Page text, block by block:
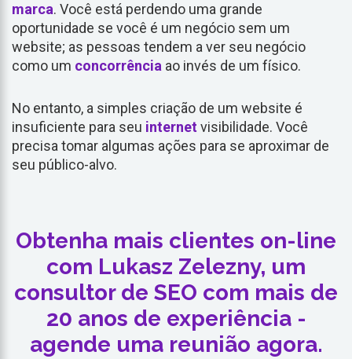
marca. Você está perdendo uma grande
oportunidade se você é um negócio sem um
website; as pessoas tendem a ver seu negócio
como um concorrência ao invés de um físico.
No entanto, a simples criação de um website é
insuficiente para seu internetvisibilidade. Você
precisa tomar algumas ações para se aproximar de
seu público-alvo.
Obtenha mais clientes on-line
com Lukasz Zelezny, um
consultor de SEO com mais de
20 anos de experiência -
agende uma reunião agora.